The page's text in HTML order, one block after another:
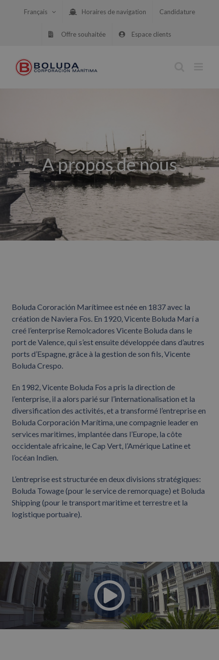
Français Horaires de navigation Candidature
Offre souhaitée Espace clients
A propos de nous
Boluda Cororación Marítimee est née en 1837 avec la
création de Naviera Fos. En 1920, Vicente Boluda Marí a
creé l’enterprise Remolcadores Vicente Boluda dans le
port de Valence, qui s’est ensuite développée dans d’autres
ports d’Espagne, grâce à la gestion de son fils, Vicente
Boluda Crespo.
En 1982, Vicente Boluda Fos a pris la direction de
l’enterprise, il a alors parié sur l’internationalisation et la
diversification des activités, et a transformé l’entreprise en
Boluda Corporación Marítima, une compagnie leader en
services maritimes, implantée dans l’Europe, la côte
occidentale africaine, le Cap Vert, l’Amérique Latine et
l’océan Indien.
L’entreprise est structurée en deux divisions stratégiques:
Boluda Towage (pour le service de remorquage) et Boluda
Shipping (pour le transport maritime et terrestre et la
logistique portuaire).